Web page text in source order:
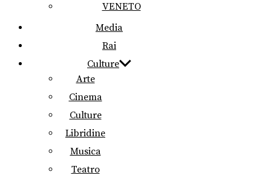
VENETO
Media
Rai
Culture
Arte
Cinema
Culture
Libridine
Musica
Teatro